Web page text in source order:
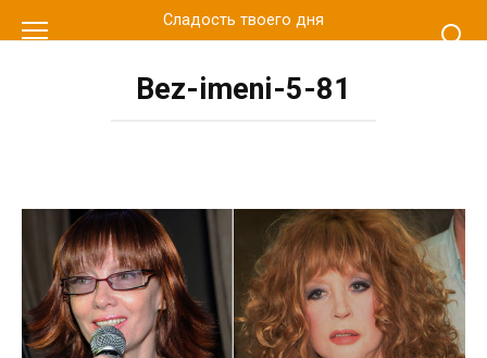
к
Сладость твоего дня
Bez-imeni-5-81